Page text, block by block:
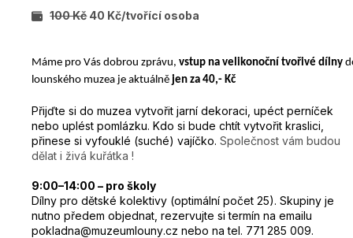
100 Kč40 Kč/tvořící osoba
Máme pro Vás dobrou zprávu, vstup na velikonoční tvořivé dílny
lounského muzea je aktuálně jen za 40,- Kč
Přijďte si do muzea vytvořit jarní dekoraci, upéct perníček
nebo uplést pomlázku. Kdo si bude chtít vytvořit kraslici,
přinese si vyfouklé (suché) vajíčko. Společnost vám budou
dělat i živá kuřátka !
9:00–14:00 – pro školy
Dílny pro dětské kolektivy (optimální počet 25). Skupiny je
nutno předem objednat, rezervujte si termín na emailu
pokladna@muzeumlouny.cz nebo na tel. 771 285 009.